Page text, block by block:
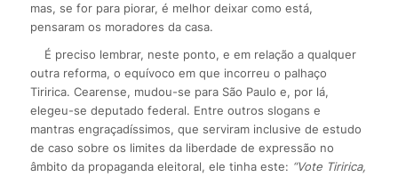
mas, se for para piorar, é melhor deixar como está,
pensaram os moradores da casa.
É preciso lembrar, neste ponto, e em relação a qualquer
outra reforma, o equívoco em que incorreu o palhaço
Tiririca. Cearense, mudou-se para São Paulo e, por lá,
elegeu-se deputado federal. Entre outros slogans e
mantras engraçadíssimos, que serviram inclusive de estudo
de caso sobre os limites da liberdade de expressão no
âmbito da propaganda eleitoral, ele tinha este: “Vote Tiririca,